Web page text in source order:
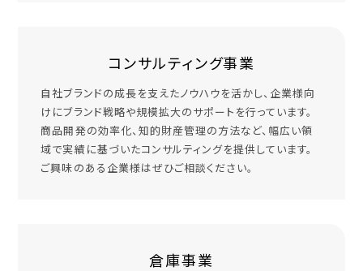
コンサルティング事業
自社ブランドの成長を支えたノウハウを活かし、企業様向
けにブランド戦略や規模拡大のサポートを行っています。
商品開発の効率化、知的財産管理の方法など、幅広い領
域で実績に基づいたコンサルティングを提供しています。
ご興味のある企業様はぜひご相談ください。
倉庫事業